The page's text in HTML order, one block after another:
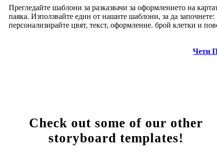
Прегледайте шаблони за разказвачи за оформлението на
паяка. Използвайте един от нашите шаблони, за да започнете:
персонализирайте цвят, текст, оформление. брой клетки и
Чети
Check out some of our other
storyboard templates!